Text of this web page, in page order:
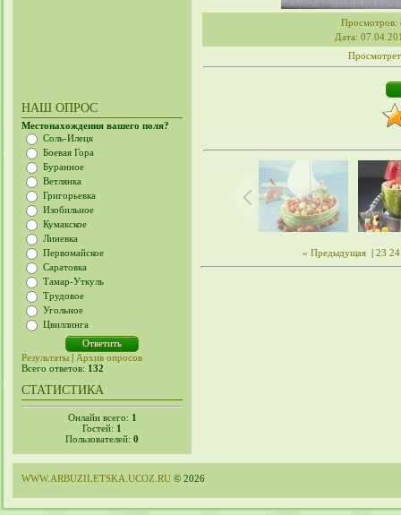
НАШ ОПРОС
Местонахождения вашего поля?
Соль-Илецк
Боевая Гора
Буранное
Ветлянка
Григорьевка
Изобильное
Кумакское
Линевка
Первомайское
Саратовка
Тамар-Уткуль
Трудовое
Угольное
Цвиллинга
Результаты | Архив опросов
Всего ответов: 132
СТАТИСТИКА
Онлайн всего: 1
Гостей: 1
Пользователей: 0
Просмотров:
Дата:
« Предыдущая | 23 24
WWW.ARBUZILETSKA.UCOZ.RU © 2026